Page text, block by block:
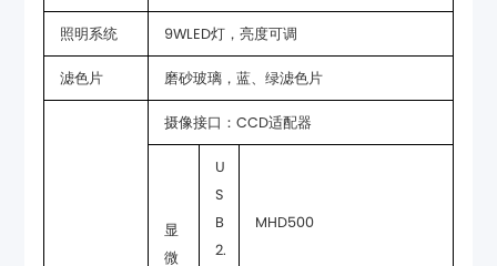
照明系统 9WLED灯，亮度可调
滤色片 磨砂玻璃，蓝、绿滤色片
摄像接口：CCD适配器
MHD500